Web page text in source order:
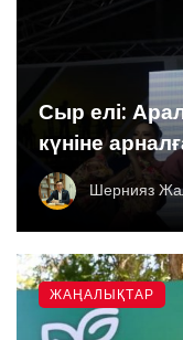
Сыр елі:
күніне
Шернияз
ЖАҢАЛЫҚТАР